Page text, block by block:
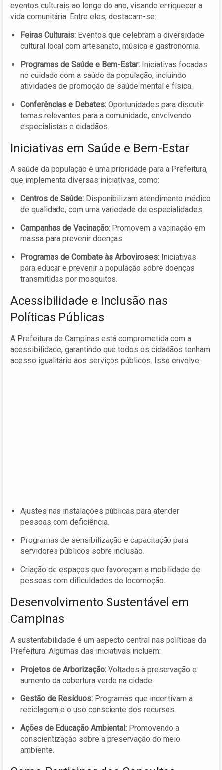
eventos culturais ao longo do ano, visando enriquecer a
vida comunitária. Entre eles, destacam-se:
Feiras Culturais: Eventos que celebram a diversidade
cultural local com artesanato, música e gastronomia.
Programas de Saúde e Bem-Estar: Iniciativas focadas
no cuidado com a saúde da população, incluindo
atividades de promoção de saúde mental e física.
Conferências e Debates: Oportunidades para discutir
temas relevantes para a comunidade, envolvendo
especialistas e cidadãos.
Iniciativas em Saúde e Bem-Estar
A saúde da população é uma prioridade para a Prefeitura,
que implementa diversas iniciativas, como:
Centros de Saúde: Disponibilizam atendimento médico
de qualidade, com uma variedade de especialidades.
Campanhas de Vacinação: Promovem a vacinação em
massa para prevenir doenças.
Programas de Combate às Arboviroses: Iniciativas
para educar e prevenir a população sobre doenças
transmitidas por mosquitos.
Acessibilidade e Inclusão nas
Políticas Públicas
A Prefeitura de Campinas está comprometida com a
acessibilidade, garantindo que todos os cidadãos tenham
acesso igualitário aos serviços públicos. Isso envolve:
Ajustes nas instalações públicas para atender
pessoas com deficiência.
Programas de sensibilização e capacitação para
servidores públicos sobre inclusão.
Criação de espaços que favoreçam a mobilidade de
pessoas com dificuldades de locomoção.
Desenvolvimento Sustentável em
Campinas
A sustentabilidade é um aspecto central nas políticas da
Prefeitura. Algumas das iniciativas incluem:
Projetos de Arborização: Voltados à preservação e
aumento da cobertura verde na cidade.
Gestão de Resíduos: Programas que incentivam a
reciclagem e o uso consciente dos recursos.
Ações de Educação Ambiental: Promovendo a
conscientização sobre a preservação do meio
ambiente.